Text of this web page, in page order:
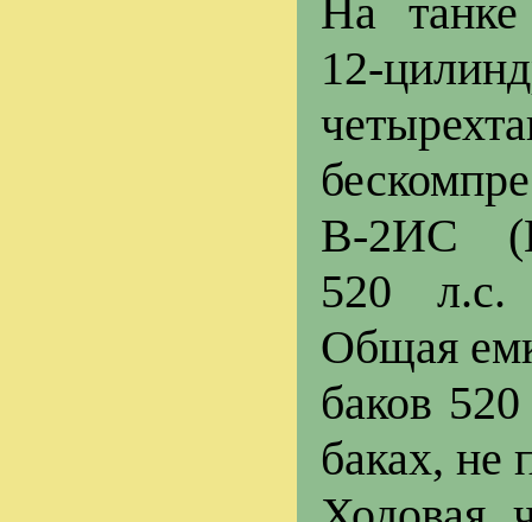
На
12-
В-2ИС
520
Общая
баков
баках, не